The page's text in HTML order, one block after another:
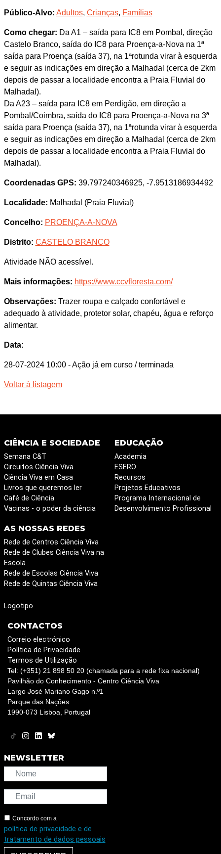
Público-Alvo: Adultos, Crianças, Famílias
Como chegar: Da A1 – saída para IC8 em Pombal, direção
Castelo Branco, saída do IC8 para Proença-a-Nova na 1ª
saída para Proença (saída 37), na 1ªrotunda virar à esquerda
e seguir as indicações em direção a Malhadal (cerca de 2km
depois de passar a localidade encontra a Praia Fluvial do
Malhadal).
Da A23 – saída para IC8 em Perdigão, em direção a
Pombal/Coimbra, saída do IC8 para Proença-a-Nova na 3ª
saída para Proença (saída 37), na 1ªrotunda virar à esquerda
e seguir as indicações em direção a Malhadal (cerca de 2km
depois de passar a localidade encontra a Praia Fluvial do
Malhadal).
Coordenadas GPS: 39.797240346925, -7.9513186934492
Localidade: Malhadal (Praia Fluvial)
Concelho: PROENÇA-A-NOVA
Distrito: CASTELO BRANCO
Atividade NÃO acessível.
Mais informações: https://www.ccvfloresta.com/
Observações: Trazer roupa e calçado confortável e
adequado à atividade, protetor solar, chapéu, água e reforço
alimentar.
Data:
28-07-2024 10:00 - Ação já em curso / terminada
Voltar à listagem
CIÊNCIA E SOCIEDADE
Semana C&T
Circuitos Ciência Viva
Ciência Viva em Casa
Livros que queremos ler
Café de Ciência
Vacinas - o poder da ciência
EDUCAÇÃO
Academia
ESERO
Recursos
Projetos Educativos
Programa Internacional de
Desenvolvimento Profissional
AS NOSSAS REDES
Rede de Centros Ciência Viva
Rede de Clubes Ciência Viva na
Escola
Rede de Escolas Ciência Viva
Rede de Quintas Ciência Viva
Logotipo
CONTACTOS
Correio electrónico
Política de Privacidade
Termos de Utilização
Tel: (+351) 21 898 50 20 (chamada para a rede fixa nacional)
Pavilhão do Conhecimento - Centro Ciência Viva
Largo José Mariano Gago n.º1
Parque das Nações
1990-073 Lisboa, Portugal
NEWSLETTER
Concordo com a
política de privacidade e de
tratamento de dados pessoais